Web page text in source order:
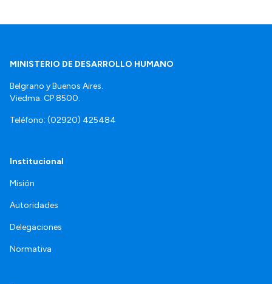
MINISTERIO DE DESARROLLO HUMANO
Belgrano y Buenos Aires.
Viedma. CP 8500.
Teléfono: (02920) 425484
Institucional
Misión
Autoridades
Delegaciones
Normativa